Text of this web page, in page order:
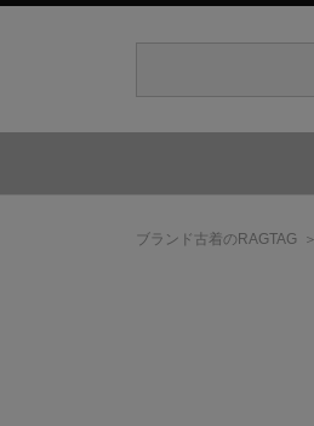
ブランド古着のRAGTAG